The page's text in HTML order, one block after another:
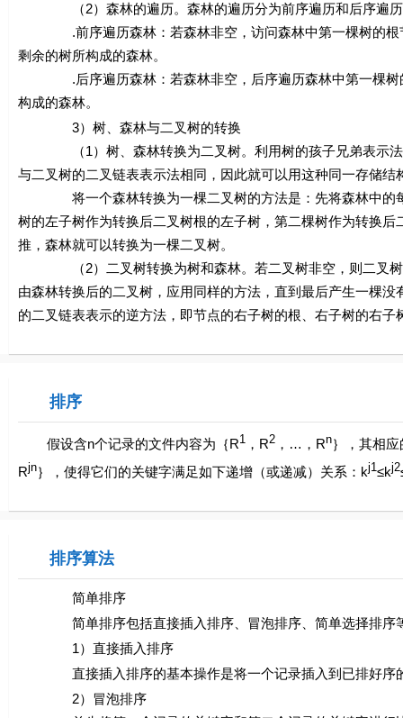
（2）森林的遍历。森林的遍历分为前序遍历和后序遍历
.前序遍历森林：若森林非空，访问森林中第一棵树的根节
剩余的树所构成的森林。
.后序遍历森林：若森林非空，后序遍历森林中第一棵树的
构成的森林。
3）树、森林与二叉树的转换
（1）树、森林转换为二叉树。利用树的孩子兄弟表示法可
与二叉树的二叉链表表示法相同，因此就可以用这种同一存储
将一个森林转换为一棵二叉树的方法是：先将森林中的每
树的左子树作为转换后二叉树根的左子树，第二棵树作为转换
推，森林就可以转换为一棵二叉树。
（2）二叉树转换为树和森林。若二叉树非空，则二叉树根
由森林转换后的二叉树，应用同样的方法，直到最后产生一棵
的二叉链表表示的逆方法，即节点的右子树的根、右子树的右
排序
假设含n个记录的文件内容为｛R1， R2，…， Rn｝，其相应
Rjn｝，使得它们的关键字满足如下递增（或递减）关系： kj1≤kj2
排序算法
简单排序
简单排序包括直接插入排序、冒泡排序、简单选择排序
1）直接插入排序
直接插入排序的基本操作是将一个记录插入到已排好序的
2）冒泡排序